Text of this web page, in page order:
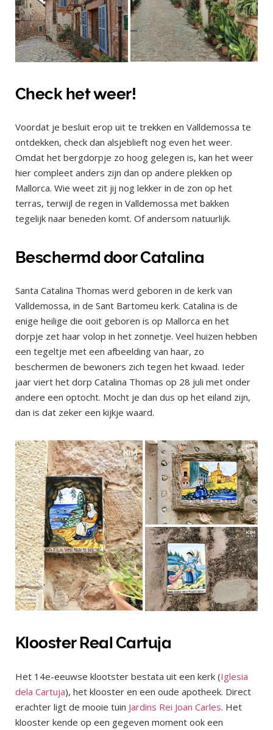
Check het weer!
Voordat je besluit erop uit te trekken en Valldemossa te
ontdekken, check dan alsjeblieft nog even het weer.
Omdat het bergdorpje zo hoog gelegen is, kan het weer
hier compleet anders zijn dan op andere plekken op
Mallorca. Wie weet zit jij nog lekker in de zon op het
terras, terwijl de regen in Valldemossa met bakken
tegelijk naar beneden komt. Of andersom natuurlijk.
Beschermd door Catalina
Santa Catalina Thomas werd geboren in de kerk van
Valldemossa, in de Sant Bartomeu kerk. Catalina is de
enige heilige die ooit geboren is op Mallorca en het
dorpje zet haar volop in het zonnetje. Veel huizen hebben
een tegeltje met een afbeelding van haar, zo
beschermen de bewoners zich tegen het kwaad. Ieder
jaar viert het dorp Catalina Thomas op 28 juli met onder
andere een optocht. Mocht je dan dus op het eiland zijn,
dan is dat zeker een kijkje waard.
Klooster Real Cartuja
Het 14e-eeuwse klootster bestata uit een kerk (Iglesia
dela Cartuja), het klooster en een oude apotheek. Direct
erachter ligt de mooie tuin Jardins Rei Joan Carles. Het
klooster kende op een gegeven moment ook een